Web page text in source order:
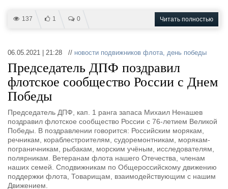
137 1 0 Читать полностью
06.05.2021 | 21:28 // новости подвижников флота, день победы
Председатель ДПФ поздравил
флотское сообщество России с Днем
Победы
Председатель ДПФ, кап. 1 ранга запаса Михаил Ненашев
поздравил флотское сообщество России с 76-летием Великой
Победы. В поздравлении говорится: Российским морякам,
речникам, кораблестроителям, судоремонтникам, морякам-
пограничникам, рыбакам, морским учёным, исследователям,
полярникам. Ветеранам флота нашего Отечества, членам
наших семей. Сподвижникам по Общероссийскому движению
поддержки флота, Товарищам, взаимодействующим с нашим
Движением.